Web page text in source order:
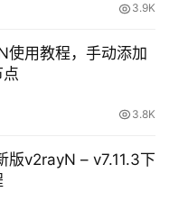
3.9K
使用教程，手动添加
3.8K
版v2rayN – v7.11.3下